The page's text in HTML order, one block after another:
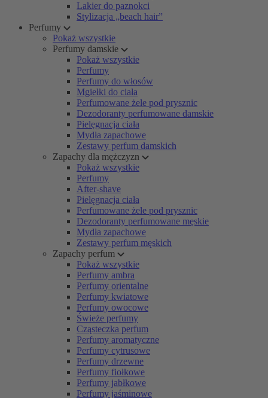
Lakier do paznokci
Stylizacja „beach hair”
Perfumy
Pokaż wszystkie
Perfumy damskie
Pokaż wszystkie
Perfumy
Perfumy do włosów
Mgiełki do ciała
Perfumowane żele pod prysznic
Dezodoranty perfumowane damskie
Pielęgnacja ciała
Mydła zapachowe
Zestawy perfum damskich
Zapachy dla mężczyzn
Pokaż wszystkie
Perfumy
After-shave
Pielęgnacja ciała
Perfumowane żele pod prysznic
Dezodoranty perfumowane męskie
Mydła zapachowe
Zestawy perfum męskich
Zapachy perfum
Pokaż wszystkie
Perfumy ambra
Perfumy orientalne
Perfumy kwiatowe
Perfumy owocowe
Świeże perfumy
Cząsteczka perfum
Perfumy aromatyczne
Perfumy cytrusowe
Perfumy drzewne
Perfumy fiołkowe
Perfumy jabłkowe
Perfumy jaśminowe